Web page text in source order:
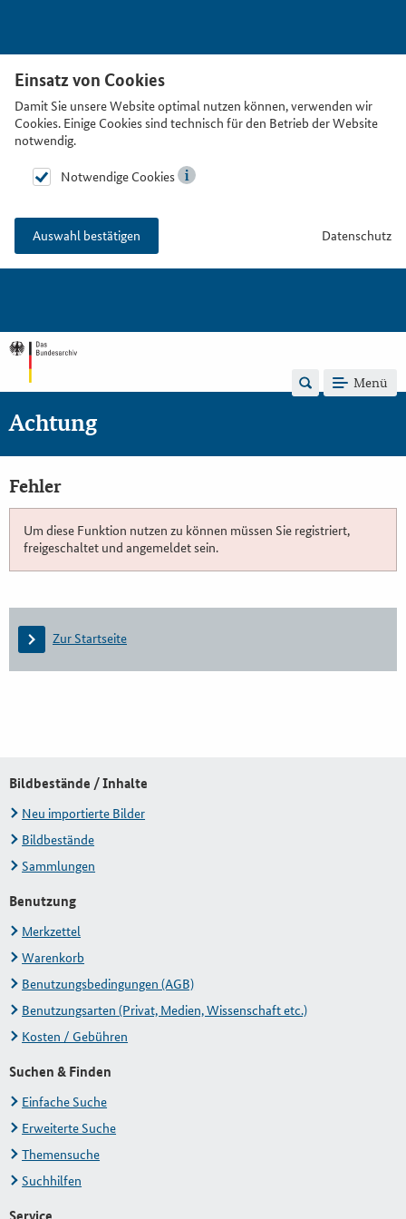
Einsatz von Cookies
Damit Sie unsere Website optimal nutzen können, verwenden wir
Cookies. Einige Cookies sind technisch für den Betrieb der Website
notwendig.
Notwendige Cookies
Auswahl bestätigen Datenschutz
Menü
Achtung
Fehler
Um diese Funktion nutzen zu können müssen Sie registriert,
freigeschaltet und angemeldet sein.
Zur Startseite
Bildbestände / Inhalte
Neu importierte Bilder
Bildbestände
Sammlungen
Benutzung
Merkzettel
Warenkorb
Benutzungsbedingungen (AGB)
Benutzungsarten (Privat, Medien, Wissenschaft etc.)
Kosten / Gebühren
Suchen & Finden
Einfache Suche
Erweiterte Suche
Themensuche
Suchhilfen